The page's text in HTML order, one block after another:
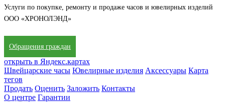
Услуги по покупке, ремонту и продаже часов и ювелирных изделий
ООО «ХРОНОЛЭНД»
Обращения граждан
открыть в Яндекс.картах
Швейцарские часы Ювелирные изделия Аксессуары Карта
тегов
Продать Оценить Заложить Контакты
О центре Гарантии